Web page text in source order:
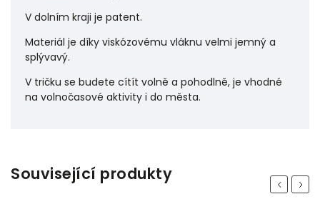
V dolním kraji je patent.
Materiál je díky viskózovému vláknu velmi jemný a
splývavý.
V tričku se budete cítít volně a pohodlně, je vhodné
na volnočasové aktivity i do města.
Související produkty Previous
Next